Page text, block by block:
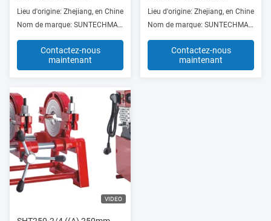
soudeuses à fusion
hydraulique à bout complet
pour les travaux de
construction
Lieu d'origine: Zhejiang, en Chine
Nom de marque: SUNTECHMACH
Contactez-nous
maintenant
polyéthylène haute efficacité
Fonctionnement en douceur
Lieu d'origine: Zhejiang, en Chine
Nom de marque: SUNTECHMACH
Contactez-nous
maintenant
VIDEO